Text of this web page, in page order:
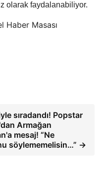
olarak faydalanabiliyor.
Haber Masası
sıradandı! Popstar
Armağan
mesaj! “Ne
söylememelisin…” →